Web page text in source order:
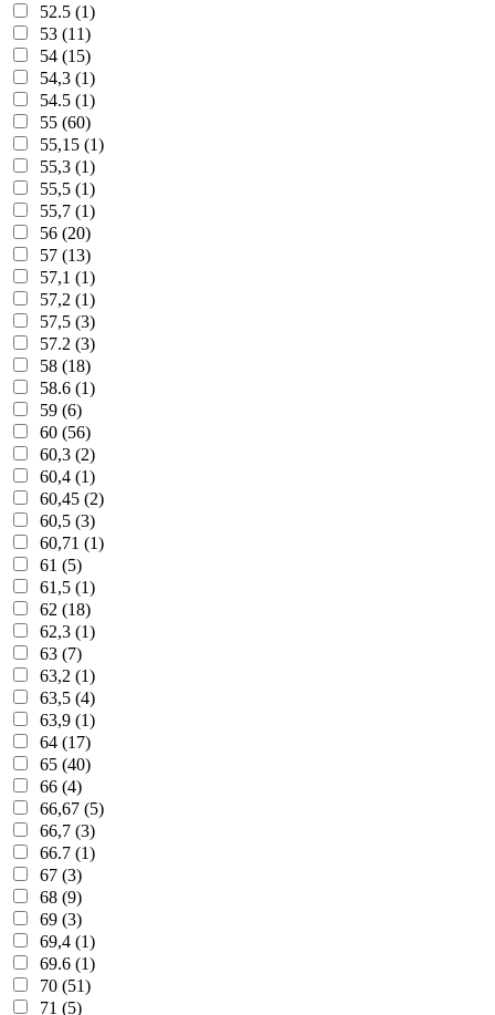
52.5 (1)
53 (11)
54 (15)
54,3 (1)
54.5 (1)
55 (60)
55,15 (1)
55,3 (1)
55,5 (1)
55,7 (1)
56 (20)
57 (13)
57,1 (1)
57,2 (1)
57,5 (3)
57.2 (3)
58 (18)
58.6 (1)
59 (6)
60 (56)
60,3 (2)
60,4 (1)
60,45 (2)
60,5 (3)
60,71 (1)
61 (5)
61,5 (1)
62 (18)
62,3 (1)
63 (7)
63,2 (1)
63,5 (4)
63,9 (1)
64 (17)
65 (40)
66 (4)
66,67 (5)
66,7 (3)
66.7 (1)
67 (3)
68 (9)
69 (3)
69,4 (1)
69.6 (1)
70 (51)
71 (5)